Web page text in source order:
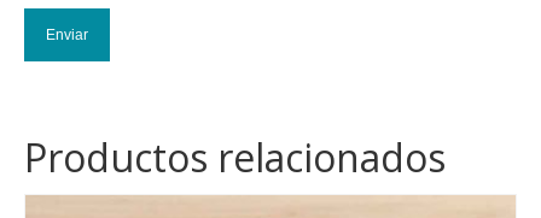
Productos relacionados